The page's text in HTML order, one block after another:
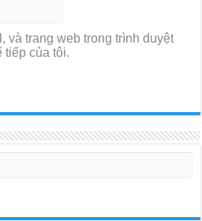
và trang web trong trình duyệt
tiếp của tôi.